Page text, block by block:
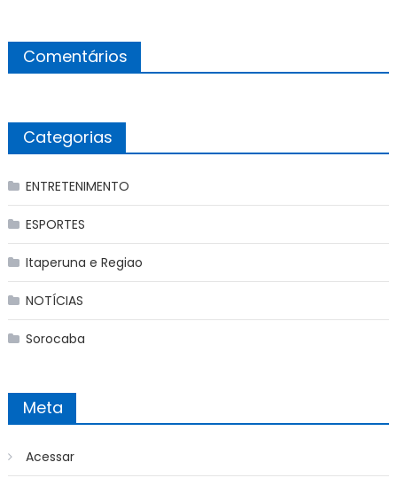
Comentários
Categorias
ENTRETENIMENTO
ESPORTES
Itaperuna e Regiao
NOTÍCIAS
Sorocaba
Meta
Acessar